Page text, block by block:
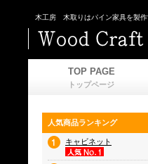
木工房 木取りはパイン家具を製作
TOP PAGE
トップページ
人気商品ランキング
キャビネット